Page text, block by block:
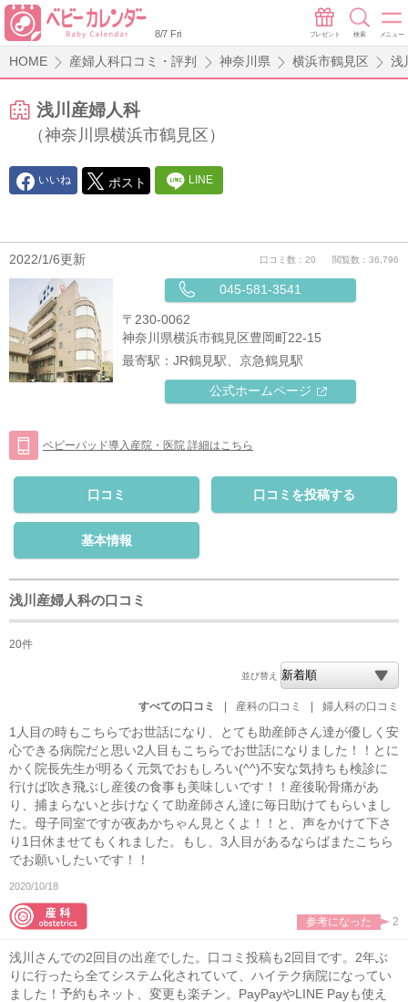
8/7 Fri プレゼント 検索 メニュー
HOME 産婦人科口コミ・評判 神奈川県 横浜市鶴見区 浅
浅川産婦人科
（神奈川県横浜市鶴見区）
いいね ポスト LINE
2022/1/6更新 口コミ数：20 閲覧数：36,796
045-581-3541
〒230-0062
神奈川県横浜市鶴見区豊岡町22-15
最寄駅：JR鶴見駅、京急鶴見駅
公式ホームページ
ベビーパッド導入産院・医院 詳細はこちら
口コミ 口コミを投稿する
基本情報
浅川産婦人科の口コミ
20件
並び替え
すべての口コミ | 産科の口コミ | 婦人科の口コミ
1人目の時もこちらでお世話になり、とても助産師さん達が優しく安
心できる病院だと思い2人目もこちらでお世話になりました！！とに
かく院長先生が明るく元気でおもしろい(^^)不安な気持ちも検診に
行けば吹き飛ぶし産後の食事も美味しいです！！産後恥骨痛があ
り、捕まらないと歩けなくて助産師さん達に毎日助けてもらいまし
た。母子同室ですが夜あかちゃん見とくよ！！と、声をかけて下さ
り1日休ませてもくれました。もし、3人目があるならばまたこちら
でお願いしたいです！！
2020/10/18
参考になった 2
浅川さんでの2回目の出産でした。口コミ投稿も2回目です。2年ぶ
りに行ったら全てシステム化されていて、ハイテク病院になってい
ました！予約もネット、変更も楽チン。PayPayやLINE Payも使え